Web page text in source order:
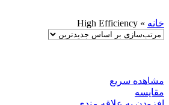
خانه »
High Efficiency
مشاهده سریع
مقایسه